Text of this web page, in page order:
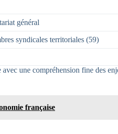
général
syndicales territoriales (59)
une compréhension fine des
française